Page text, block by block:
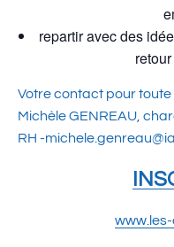
repartir avec des
Votre contact pour toute
Michèle GENREAU,
RH -